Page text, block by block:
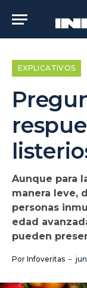
EXPLICATIVOS
Aunque para
manera leve,
personas
edad
pueden
Por Infoveritas